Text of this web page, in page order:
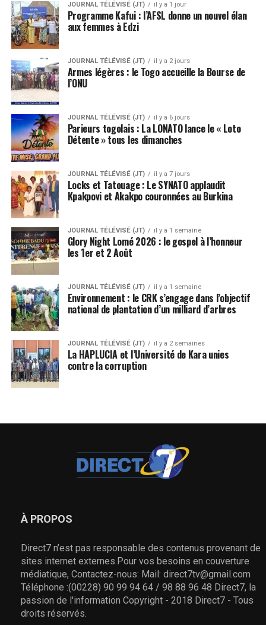
JOURNAL TÉLÉVISÉ (JT) il y a 1 jour
Programme Kafui : l’AFSL donne un nouvel élan
aux femmes à Edzi
JOURNAL TÉLÉVISÉ (JT) il y a 2 jours
Armes légères : le Togo accueille la Bourse de
l’ONU
JOURNAL TÉLÉVISÉ (JT) il y a 6 jours
Parieurs togolais : La LONATO lance le « Loto
Détente » tous les dimanches
JOURNAL TÉLÉVISÉ (JT) il y a 7 jours
Locks et Tatouage : Le SYNATO applaudit
Kpakpovi et Akakpo couronnées au Burkina
JOURNAL TÉLÉVISÉ (JT) il y a 1 semaine
Glory Night Lomé 2026 : le gospel à l’honneur
les 1er et 2 Août
JOURNAL TÉLÉVISÉ (JT) il y a 1 semaine
Environnement : le CRK s’engage dans l’objectif
national de plantation d’un milliard d’arbres
JOURNAL TÉLÉVISÉ (JT) il y a 2 semaines
La HAPLUCIA et l’Université de Kara unies
contre la corruption
À PROPOS
Direct7 n’est pas responsable des contenus provenant de
sites internet externes.Pour vos besoins en couverture
médiatique, Contactez-nous: Mail: direct7tv@gmail.com
Téléphone :(00228) 90 99 94 64 / 98 88 96 48 Direct7, la
passion de l'information Copyright - 2018 Direct7 - Tous
droits réservés.